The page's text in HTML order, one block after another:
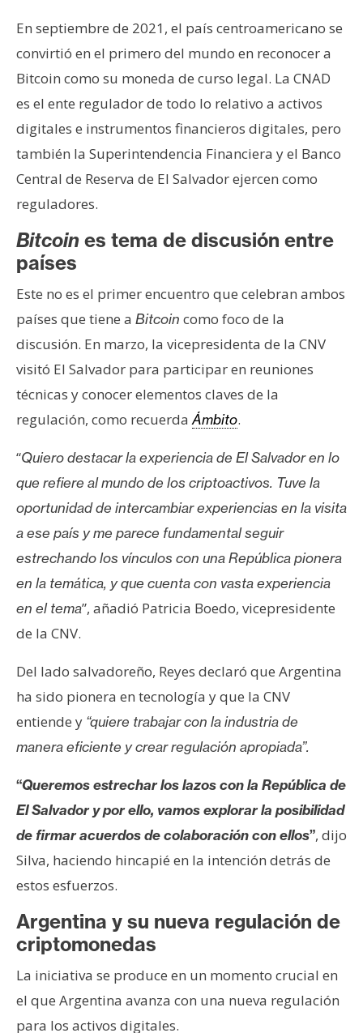
s
R
e
c
r
s
o
o
n
t
a
t
o
P
u
b
i
c
i
d
a
d
En septiembre de 2021, el país centroamericano se
convirtió en el primero del mundo en reconocer a
Bitcoin como su moneda de curso legal. La CNAD
es el ente regulador de todo lo relativo a activos
digitales e instrumentos financieros digitales, pero
también la Superintendencia Financiera y el Banco
Central de Reserva de El Salvador ejercen como
reguladores.
Bitcoin es tema de discusión entre
países
Este no es el primer encuentro que celebran ambos
países que tiene a Bitcoin como foco de la
discusión. En marzo, la vicepresidenta de la CNV
visitó El Salvador para participar en reuniones
técnicas y conocer elementos claves de la
regulación, como recuerda Ámbito.
“Quiero destacar la experiencia de El Salvador en lo
que refiere al mundo de los criptoactivos. Tuve la
oportunidad de intercambiar experiencias en la visita
a ese país y me parece fundamental seguir
estrechando los vínculos con una República pionera
en la temática, y que cuenta con vasta experiencia
en el tema”, añadió Patricia Boedo, vicepresidente
de la CNV.
Del lado salvadoreño, Reyes declaró que Argentina
ha sido pionera en tecnología y que la CNV
entiende y “quiere trabajar con la industria de
manera eficiente y crear regulación apropiada”.
“Queremos estrechar los lazos con la República de
El Salvador y por ello, vamos explorar la posibilidad
de firmar acuerdos de colaboración con ellos”, dijo
Silva, haciendo hincapié en la intención detrás de
estos esfuerzos.
Argentina y su nueva regulación de
criptomonedas
La iniciativa se produce en un momento crucial en
el que Argentina avanza con una nueva regulación
para los activos digitales.